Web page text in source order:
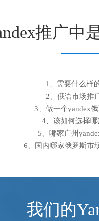
推广中
1、需要什么样
2、俄语市场推
3、做一个yandex
4、该如何选择哪
5、哪家广州
6、国内哪家俄罗斯市
我们的